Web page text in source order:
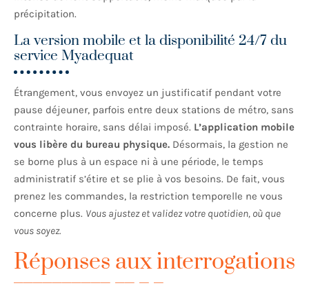
précipitation.
La version mobile et la disponibilité 24/7 du
service Myadequat
Étrangement, vous envoyez un justificatif pendant votre
pause déjeuner, parfois entre deux stations de métro, sans
contrainte horaire, sans délai imposé. L’application mobile
vous libère du bureau physique. Désormais, la gestion ne
se borne plus à un espace ni à une période, le temps
administratif s’étire et se plie à vos besoins. De fait, vous
prenez les commandes, la restriction temporelle ne vous
concerne plus. Vous ajustez et validez votre quotidien, où que
vous soyez.
Réponses aux interrogations